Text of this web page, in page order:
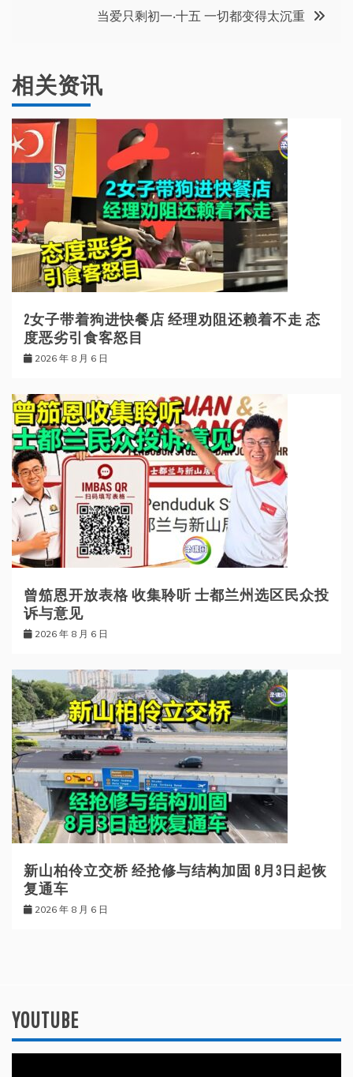
当爱只剩初一‧十五 一切都变得太沉重
相关资讯
2女子带着狗进快餐店 经理劝阻还赖着不走 态
度恶劣引食客怒目
2026 年 8 月 6 日
曾笳恩开放表格 收集聆听 士都兰州选区民众投
诉与意见
2026 年 8 月 6 日
新山柏伶立交桥 经抢修与结构加固 8月3日起恢
复通车
2026 年 8 月 6 日
YOUTUBE